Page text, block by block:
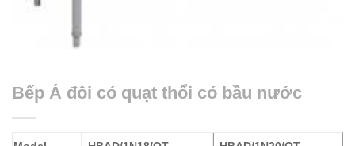
Bếp Á đôi có quạt thổi có bầu nước